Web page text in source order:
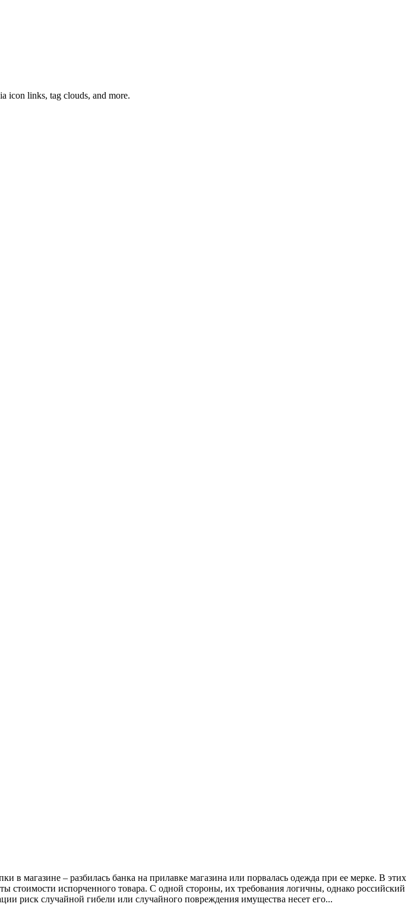
icon links, tag clouds, and more.
в магазине – разбилась банка на прилавке магазина или порвалась одежда при ее мерке. В этих
стоимости испорченного товара. С одной стороны, их требования логичны, однако российский
риск случайной гибели или случайного повреждения имущества несет его...